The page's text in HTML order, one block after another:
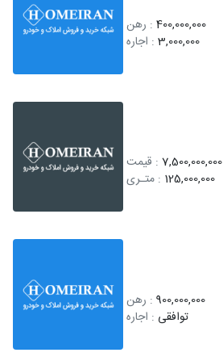
400,000,000 : رهن
3,000,000 : اجاره
7,500,000,000 : قیمت
125,000,000 : متـری
900,000,000 : رهن
توافقی : اجاره